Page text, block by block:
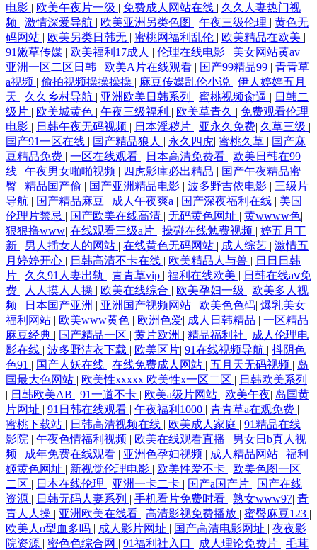
电影 | 欧美午夜片一级 | 免费成人网站在线 | 久久人妻热门视
频 | 激情深爱导航 | 欧美亚洲另类色图 | 午夜三级伦理 | 黄色无
码网站 | 欧美另类日韩无 | 蜜桃网福利乱伦 | 欧美精品在欧美 |
91嫩草传媒 | 欧美福利17成人 | 伦理在线电影 | 美女网站黄av |
亚洲一区二区日韩 | 欧美A片在线观看 | 国产99精品99 | 青青草
a视频 | 偷拍视频操操操操 | 麻豆传媒乱伦小说 | 伊人婷婷五月
天 | 久久乡村导航 | 亚洲欧美日韩系列 | 蜜桃视频肏逼 | 日韩二
级片 | 欧美城黄色 | 午夜三级福利 | 欧美草青久 | 免费观看伦理
电影 | 日韩午夜无码视频 | 日本淫秽片 | 亚永久免费| 久草三级 |
国产91一区在线 | 国产精品狼人 | 永久四虎| 蜜桃久草 | 国产麻
豆精品免费 | 一区在线观看 | 日本高清免费看 | 欧美日韩在99
线 | 午夜男女啪啪视频 | 四虎影庫必出精品 | 国产午夜精品蜜
臀 | 精品国产偷 | 国产亚洲精品电影 | 波多野吉依电影 | 三级片
导航 | 国产精品麻豆 | 成人午夜爽a | 国产深夜福利在线 | 美国
伦理片禁忌 | 国产欧美在线高清 | 无码黄色网址 | 黄wwww色|
狠狠撸www| 在线观看三级a片 | 操碰在线勉费视频 | 婷五月丁
新 | 男人插女人的网站 | 在线黄色无码网站 | 成人综艺 | 激情五
月婷婷开心 | 日韩高清不卡在线 | 欧美精品人与兽 | 日日日韩
片 | 久久91人妻出轨 | 青青草vip | 福利在线欧美 | 日韩在线aⅴ免
费 | 人人摸人人操 | 欧美在线综合 | 欧美孕妇一级 | 欧美多人视
频 | 日本国产亚洲 | 亚洲国产视频网站 | 欧美色色码| 爆乳美女
福利网站 | 欧美www黄色 | 欧洲色爱| 成人日韩精品 | 一区精品
麻豆经典 | 国产精品一区 | 黄片欧洲 | 精品福利社 | 成人伦理电
影在线 | 波多野洁衣下载 | 欧美区片| 91在线视频导航 | 抖阴色
色91 | 国产人妖在线 | 在线免费成人网站 | 五月天无码视频 | 岛
国最大色网站 | 欧美性xxxxx 欧美性x一区二区 | 日韩欧美系列
| 日韩欧美AB | 91一道不卡 | 欧美a级片网站 | 欧美午夜| 岛国黄
片网址 | 91日韩在线观看 | 午夜福利1000 | 青青草a在观免费 |
蜜桃下载站 | 日韩高清视频在线 | 欧美成人家庭 | 91精品在线
影院 | 午夜色情福利视频 | 欧美在线观看直播 | 男女日b真人视
频 | 成年免费在线观看 | 亚洲色孕妇视频 | 成人精品网站 | 福利
姬黄色网址 | 新视觉伦理电影 | 欧美性爱不卡 | 欧美色图一区
二区 | 日本在线伦理 | 亚洲一卡二卡 | 国产a国产片 | 国产在线
资源 | 日韩无码人妻系列 | 手机看片免费时看 | 熟女www97| 青
青人人操 | 亚洲欧美在线看 | 高清影视免费播放 | 蜜臀麻豆123 |
欧美人o型血多吗 | 成人影片网址 | 国产高清电影网址 | 夜夜影
院资源 | 密色色综合网 | 91福利社入口 | 成人理论免费片 | 毛茸